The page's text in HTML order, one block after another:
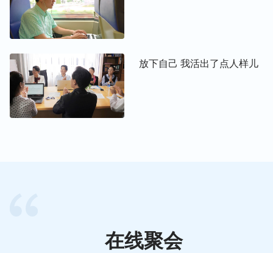
身，连坑害好友的想法都有了，自己与她又有多大区
别呢？其实，好友能做出那样的事，不也是受撒但败
身不由己受撒但的愚弄与践踏，自己有何理由贬低和
仇恨别人呢？认识到这些，宇心的心渐渐地平静了下
来，也不再那么恨好友了，打算让这件事就这样悄悄
地过去。
祷告后，一段神的话语浮现在她的脑海：“
性情没有弯曲诡诈，人与人有正常的关系，不搞独
放下自己 我活出了点人样儿
在线聚会